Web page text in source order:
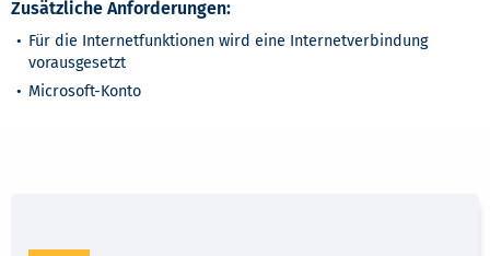
Zusätzliche Anforderungen:
Für die Internetfunktionen wird eine Internetverbindung
vorausgesetzt
Microsoft-Konto